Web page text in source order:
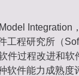
Integration
工程研究所（
件过程改进和
软件能力成熟度